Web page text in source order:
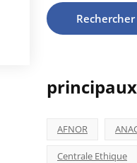
AFNOR
Centrale Ethique